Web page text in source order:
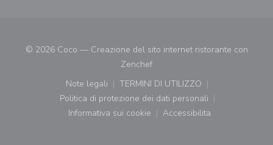
© 2026 Coco — Creazione del sito internet ristorante con
Zenchef((apre una nuova finestra))
Note legali
((apre una nuova finestra))
TERMINI DI UTILIZZO
((apre una nuova finestra))
Politica di protezione dei dati personali
((apre una nuova finestra))
Informativa sui cookie
((apre una nuova finestra))
Accessibilita
((apre una nuova